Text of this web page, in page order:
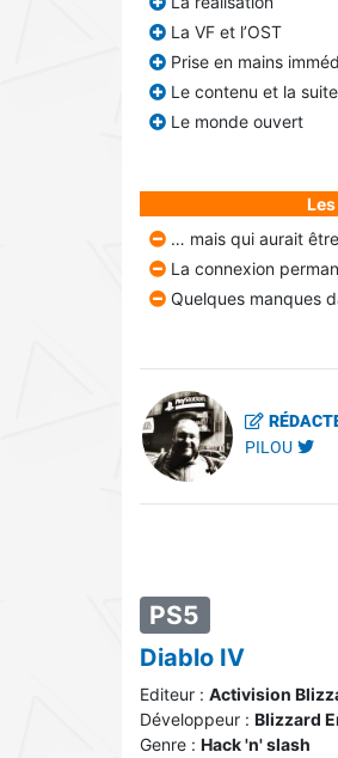
La VF et l’OST
Prise en mains
Le contenu et la
Le monde ouvert
… mais qui aurait
La connexion
Quelques manques
PILOU
PS5
Diablo IV
Editeur : Activision
Développeur : Blizzard
Genre : Hack 'n' slash